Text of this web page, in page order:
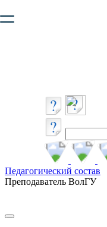
безопасную работу с
Педагогический состав
Преподаватель ВолГУ